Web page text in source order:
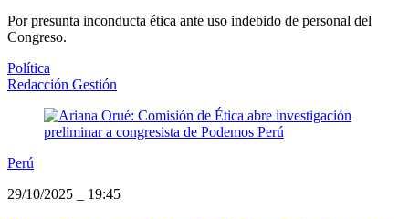
Por presunta inconducta ética ante uso indebido de personal del
Congreso.
Política
Redacción Gestión
Perú
29/10/2025
19:45